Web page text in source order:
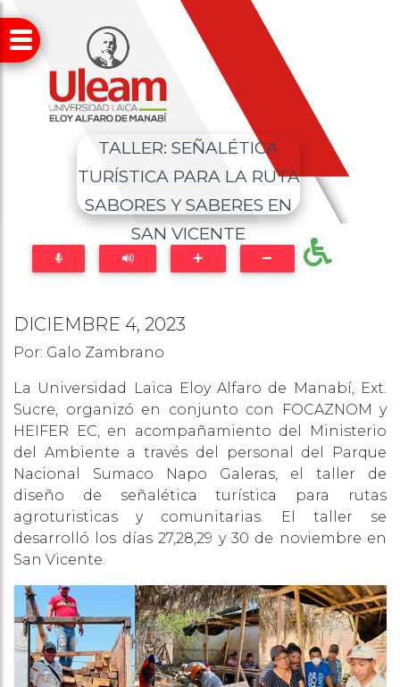
TALLER: SEÑALÉTICA
TURÍSTICA PARA LA RUTA
SABORES Y SABERES EN
SAN VICENTE
DICIEMBRE 4, 2023
Por: Galo Zambrano
La Universidad Laica Eloy Alfaro de Manabí, Ext.
Sucre, organizó en conjunto con FOCAZNOM y
HEIFER EC, en acompañamiento del Ministerio
del Ambiente a través del personal del Parque
Nacional Sumaco Napo Galeras, el taller de
diseño de señalética turística para rutas
agroturisticas y comunitarias. El taller se
desarrolló los días 27,28,29 y 30 de noviembre en
San Vicente.